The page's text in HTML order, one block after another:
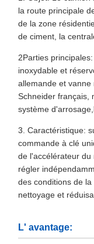
la route principale
de la zone
de ciment, la
2Parties
inoxydable et
allemande et
Schneider français,
système
3. Caractéristique:
commande à clé
de l'accélérateur du
régler
des conditions de
nettoyage et
L' avantage: